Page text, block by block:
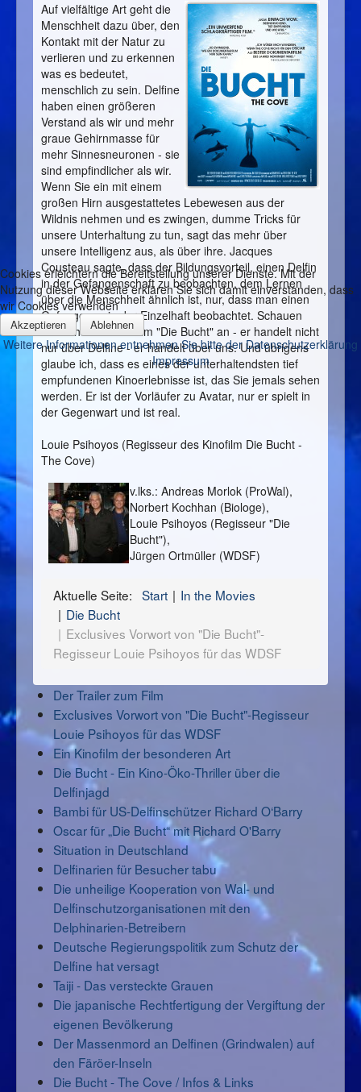
Auf vielfältige Art geht die
Menschheit dazu über, den
Kontakt mit der Natur zu
verlieren und zu erkennen
was es bedeutet,
menschlich zu sein. Delfine
haben einen größeren
Verstand als wir und mehr
graue Gehirnmasse für
mehr Sinnesneuronen - sie
sind empfindlicher als wir.
Wenn Sie ein mit einem
großen Hirn ausgestattetes Lebewesen aus der
Wildnis nehmen und es zwingen, dumme Tricks für
unsere Unterhaltung zu tun, sagt das mehr über
unsere Intelligenz aus, als über ihre. Jacques
Cousteau sagte, dass der Bildungsvorteil, einen Delfin
in der Gefangenschaft zu beobachten, dem Lernen
über die Menschheit ähnlich ist, nur, dass man einen
Gefangenen in der Einzelhaft beobachtet. Schauen
Sie sich bitte den Film "Die Bucht" an - er handelt nicht
nur über Delfine - er handelt über uns. Und übrigens
glaube ich, dass es eines der unterhaltendsten tief
empfundenen Kinoerlebnisse ist, das Sie jemals sehen
werden. Er ist der Vorläufer zu Avatar, nur er spielt in
der Gegenwart und ist real.
Louie Psihoyos (Regisseur des Kinofilm Die Bucht -
The Cove)
v.lks.: Andreas Morlok (ProWal),
Norbert Kochhan (Biologe),
Louie Psihoyos (Regisseur "Die
Bucht"),
Jürgen Ortmüller (WDSF)
Aktuelle Seite: Start
In the Movies
Die Bucht
Exclusives Vorwort von "Die Bucht"-
Regisseur Louie Psihoyos für das WDSF
Der Trailer zum Film
Exclusives Vorwort von "Die Bucht"-Regisseur
Louie Psihoyos für das WDSF
Ein Kinofilm der besonderen Art
Die Bucht - Ein Kino-Öko-Thriller über die
Delfinjagd
Bambi für US-Delfinschützer Richard O‘Barry
Oscar für „Die Bucht“ mit Richard O'Barry
Situation in Deutschland
Delfinarien für Besucher tabu
Die unheilige Kooperation von Wal- und
Delfinschutzorganisationen mit den
Delphinarien-Betreibern
Deutsche Regierungspolitik zum Schutz der
Delfine hat versagt
Taiji - Das versteckte Grauen
Die japanische Rechtfertigung der Vergiftung der
eigenen Bevölkerung
Der Massenmord an Delfinen (Grindwalen) auf
den Färöer-Inseln
Die Bucht - The Cove / Infos & Links
Cookies erleichtern die Bereitstellung unserer Dienste. Mit der
Nutzung dieser Webseite erklären Sie sich damit einverstanden, dass
wir Cookies verwenden
Akzeptieren Ablehnen
Weitere Informationen entnehmen Sie bitte der Datenschutzerklärung
Impressum